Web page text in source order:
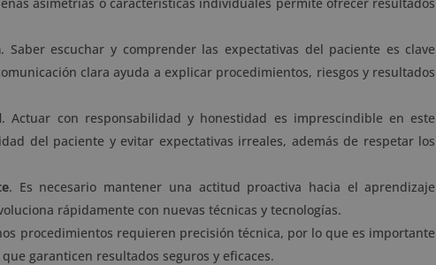
. Saber escuchar y comprender las expectativas del paciente es clave
clara ayuda a explicar procedimientos, riesgos y resultados
. Actuar con responsabilidad y honestidad es imprescindible en este
del paciente y evitar expectativas irreales, además de respetar los
. Es necesario mantener una actitud proactiva hacia el aprendizaje
rápidamente con nuevas técnicas y tecnologías.
procedimientos requieren precisión técnica, por lo que es importante
garanticen resultados seguros y eficaces.